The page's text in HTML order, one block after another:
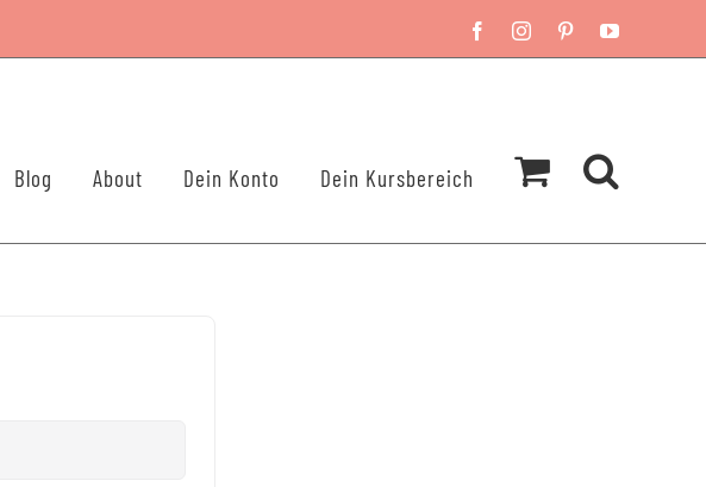
FacebookInstagram
Pinterest
Blog About Dein Konto Dein Kursbereich